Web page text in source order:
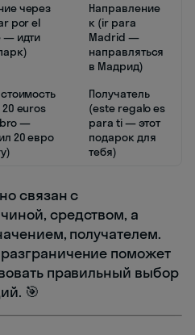
через
por el
— идти
Направление
к (ir para
Madrid —
направляться
в Мадрид)
euros
—
20 евро
Получатель
(este regalo es
para ti — этот
подарок для
тебя)
связан с
средством, а
получателем.
поможет
правильный выбор
🎯